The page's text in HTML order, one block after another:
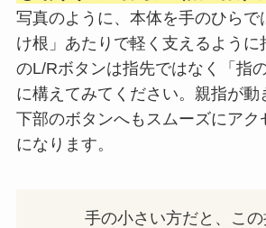
写真のように、本体を手のひらで
け根」あたりで軽く支えるように
のL/Rボタンは指先ではなく「指
に構えてみてください。親指が動
下部のボタンへもスムーズにアク
になります。
手の小さい方だと、こ